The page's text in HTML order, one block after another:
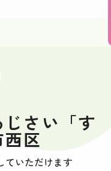
さい「す
区
ていただけます